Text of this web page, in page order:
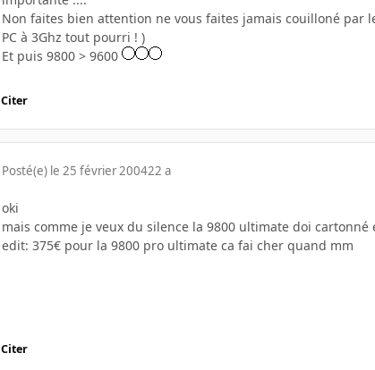
Non faites bien attention ne vous faites jamais couilloné par
PC à 3Ghz tout pourri ! )
Et puis 9800 > 9600
Citer
Posté(e) le 25 février 200422 a
oki
mais comme je veux du silence la 9800 ultimate doi cartonné
edit: 375€ pour la 9800 pro ultimate ca fai cher quand mm
Citer